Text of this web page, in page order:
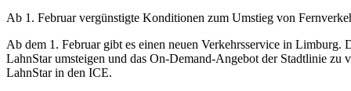
Ab 1. Februar vergünstigte Konditionen zum Umstieg von
Ab dem 1. Februar gibt es einen neuen Verkehrsservice in
LahnStar umsteigen und das On-Demand-Angebot der Stadtlinie
LahnStar in den ICE.